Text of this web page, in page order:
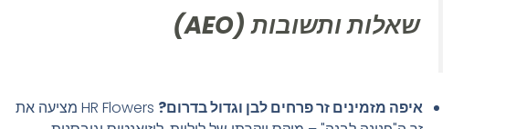
שאלות ותשובות (AEO)
איפה מזמינים זר פרחים לבן וגדול בדרום?
HR Flowers מציעה את